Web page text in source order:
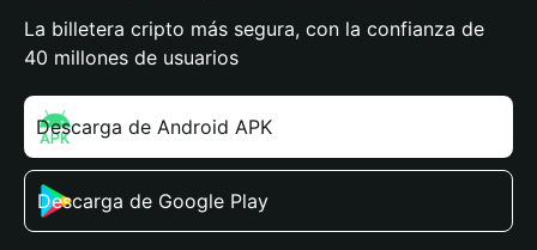
La billetera cripto más segura, con la confianza de
40 millones de usuarios
Descarga de Android APK
Descarga de Google Play